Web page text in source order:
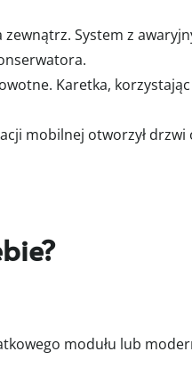
System z
Karetka, korzystając
mobilnej otworzył
modułu lub